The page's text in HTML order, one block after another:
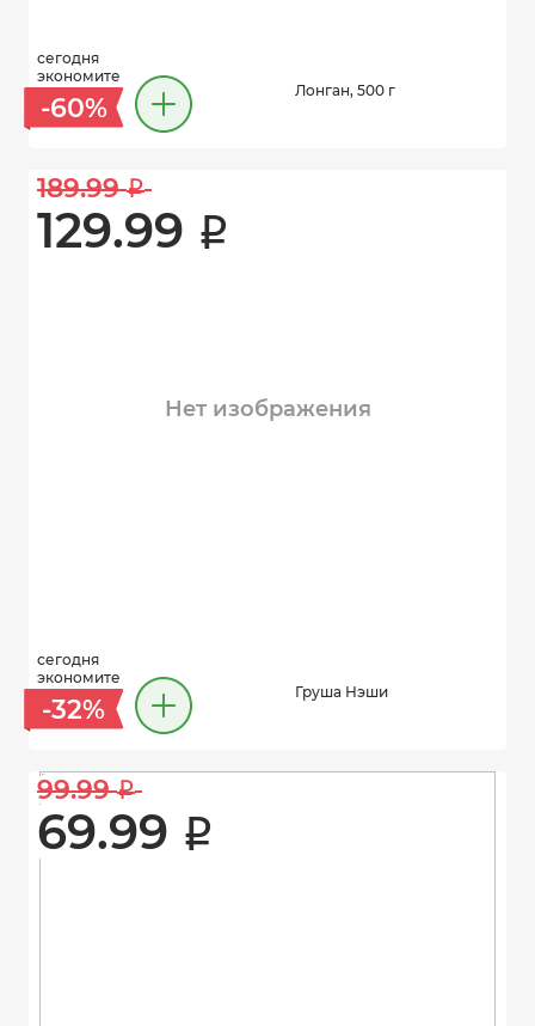
сегодня
экономите
-60%
Лонган, 500 г
189.99 i
129.99 i
Нет изображения
сегодня
экономите
-32%
Груша Нэши
99.99 i
69.99 i